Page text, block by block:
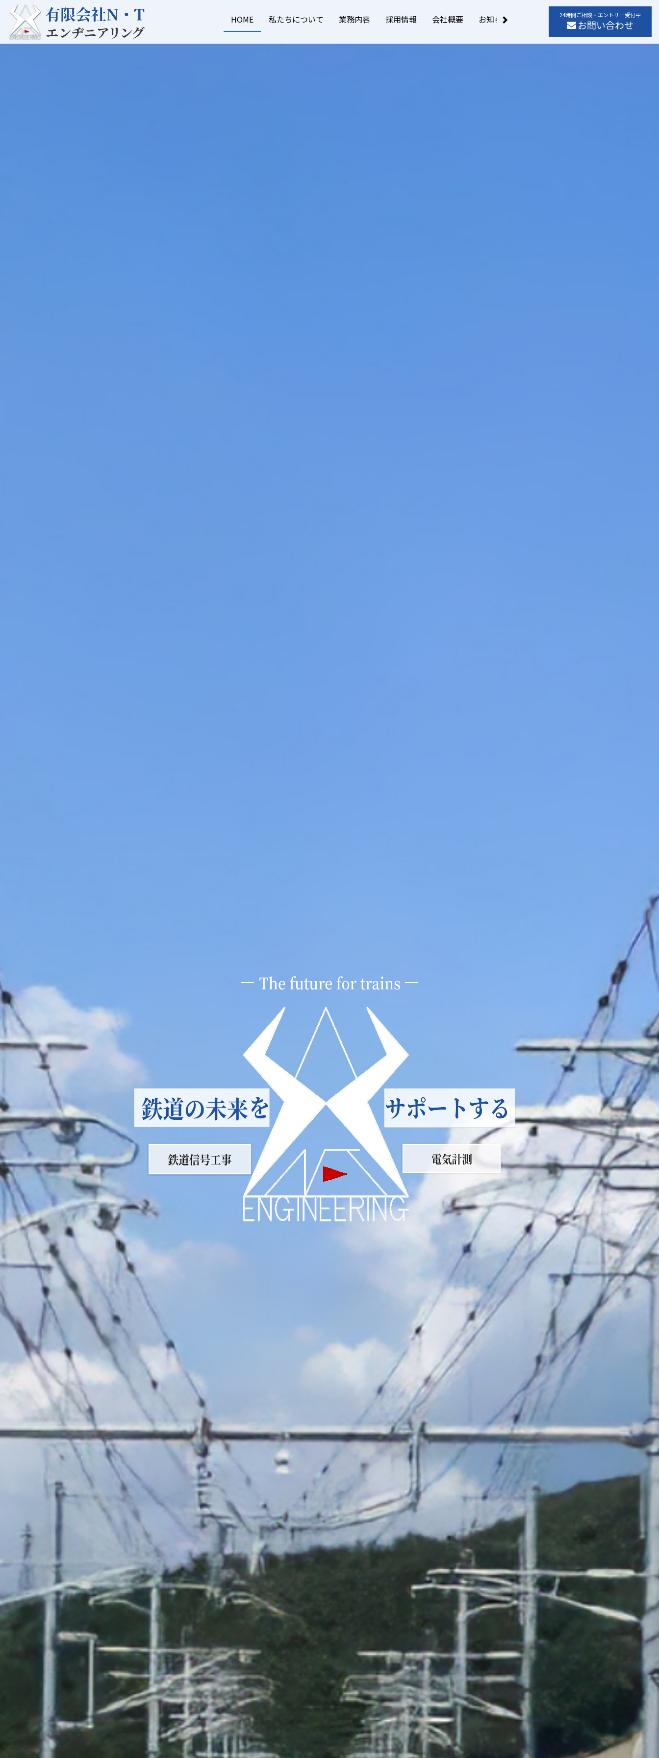
24時間ご相談・エントリー受付中
お問い合わせ
HOME 私たちについて 業務内容 採用情報 会社概要 お知らせ お問い合わせ